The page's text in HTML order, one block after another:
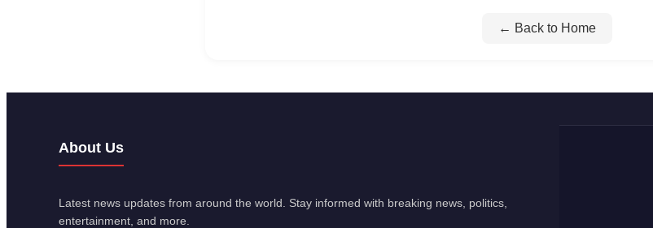
← Back to Home
About Us
Latest news updates from around the world. Stay informed with breaking news, politics,
entertainment, and more.